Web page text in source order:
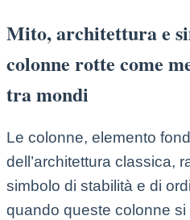
Mito, architettura e
colonne rotte come
tra mondi
Le colonne, elemento
dell’architettura classica,
simbolo di stabilità e di
quando queste colonne